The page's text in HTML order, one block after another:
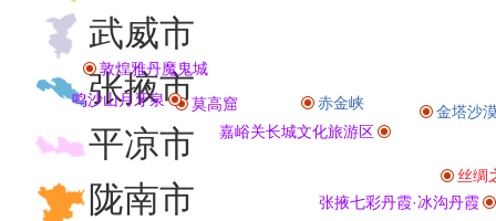
武威市
张掖市
平凉市
陇南市
张掖七彩丹霞·冰沟丹霞
莫高窟
敦煌雅丹魔鬼城
嘉峪关长城文化旅游区
鸣沙山月牙泉
金塔沙
丝绸
赤金峡